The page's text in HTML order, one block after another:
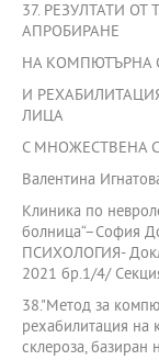
37. РЕЗУЛТАТИ
АПРОБИРАНЕ
НА КОМПЮТЪРНА
И
ЛИЦА
С МНОЖЕСТВЕНА
Валентина
Клиника по
болница“–София
ПСИХОЛОГИЯ-
2021 бр.1/4/
38."Метод за
рехабилитация на
склероза,